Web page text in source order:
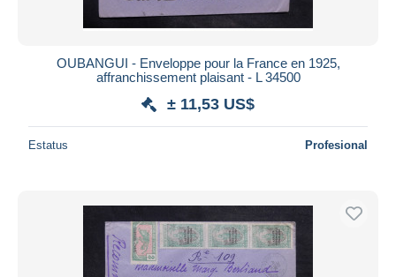
OUBANGUI - Enveloppe pour la France en 1925,
affranchissement plaisant - L 34500
± 11,53 US$
Estatus Profesional